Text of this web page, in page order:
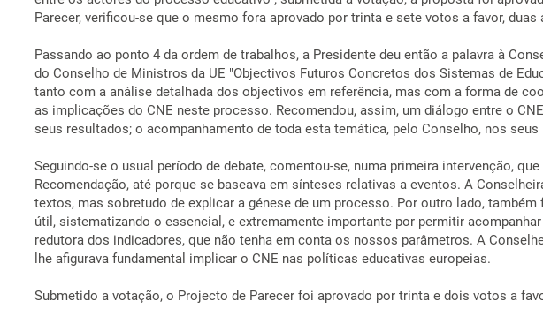
Parecer, verificou-se que o mesmo fora aprovado por trinta e sete votos a favor,
Passando ao ponto 4 da ordem de trabalhos, a Presidente deu então a palavra à
do Conselho de Ministros da UE "Objectivos Futuros Concretos dos Sistemas de
tanto com a análise detalhada dos objectivos em referência, mas com a forma de
as implicações do CNE neste processo. Recomendou, assim, um diálogo entre o
seus resultados; o acompanhamento de toda esta temática, pelo Conselho, nos
Seguindo-se o usual período de debate, comentou-se, numa primeira intervenção,
Recomendação, até porque se baseava em sínteses relativas a eventos. A
textos, mas sobretudo de explicar a génese de um processo. Por outro lado,
útil, sistematizando o essencial, e extremamente importante por permitir
redutora dos indicadores, que não tenha em conta os nossos parâmetros. A
lhe afigurava fundamental implicar o CNE nas políticas educativas europeias.
Submetido a votação, o Projecto de Parecer foi aprovado por trinta e dois votos a